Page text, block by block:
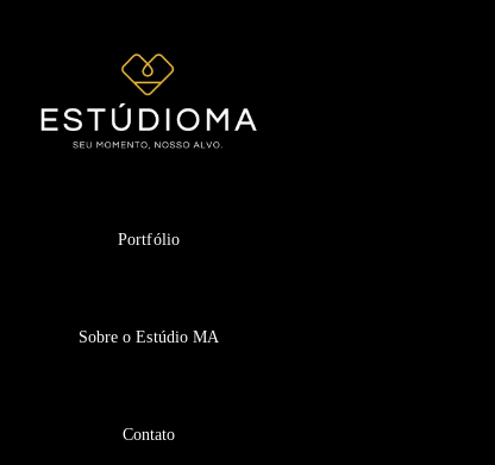
Portfólio
Sobre o Estúdio MA
Contato